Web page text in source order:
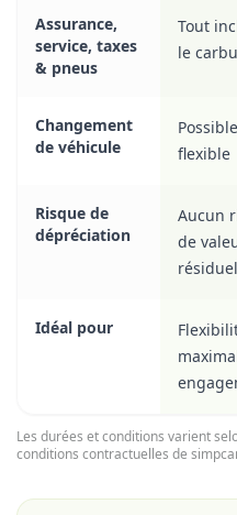
Assurance,
service, taxes
& pneus
Tout
le
Changement
de véhicule
flexible
Risque de
dépréciation
Aucun
de
Idéal pour
Les durées et conditions varient
conditions contractuelles de